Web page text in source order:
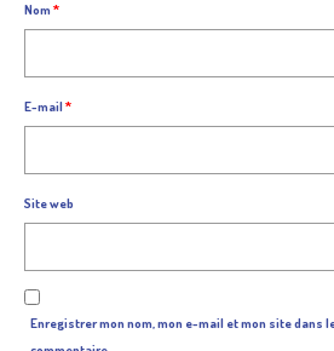
Nom *
E-mail*
Site web
Enregistrer mon nom, mon e-mail et mon site dans